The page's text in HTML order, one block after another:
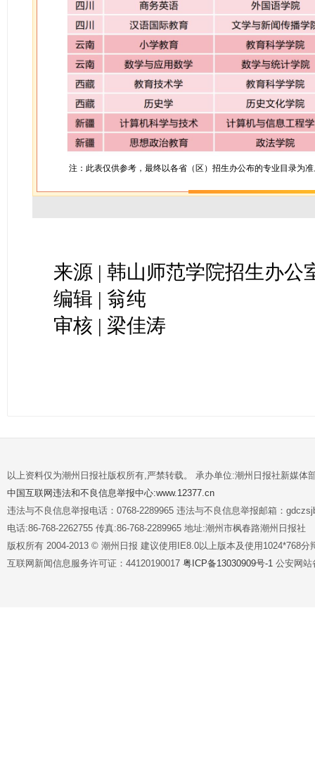
注：此表仅供参考，最终以各省（区）招生办公布的专业目录为
来源 | 韩山师范学院招生办公
编辑 | 翁纯
审核 | 梁佳涛
以上资料仅为潮州日报社版权所有,严禁转载。 承办单位:潮州日报社新媒体
中国互联网违法和不良信息举报中心:www.12377.cn
违法与不良信息举报电话：0768-2289965 违法与不良信息举报邮箱：
电话:86-768-2262755 传真:86-768-2289965 地址:潮州市枫春路潮州日报社
版权所有 2004-2013 © 潮州日报 建议使用IE8.0以上版本及使用1024*768分
互联网新闻信息服务许可证：44120190017 粤ICP备13030909号-1 公安网站